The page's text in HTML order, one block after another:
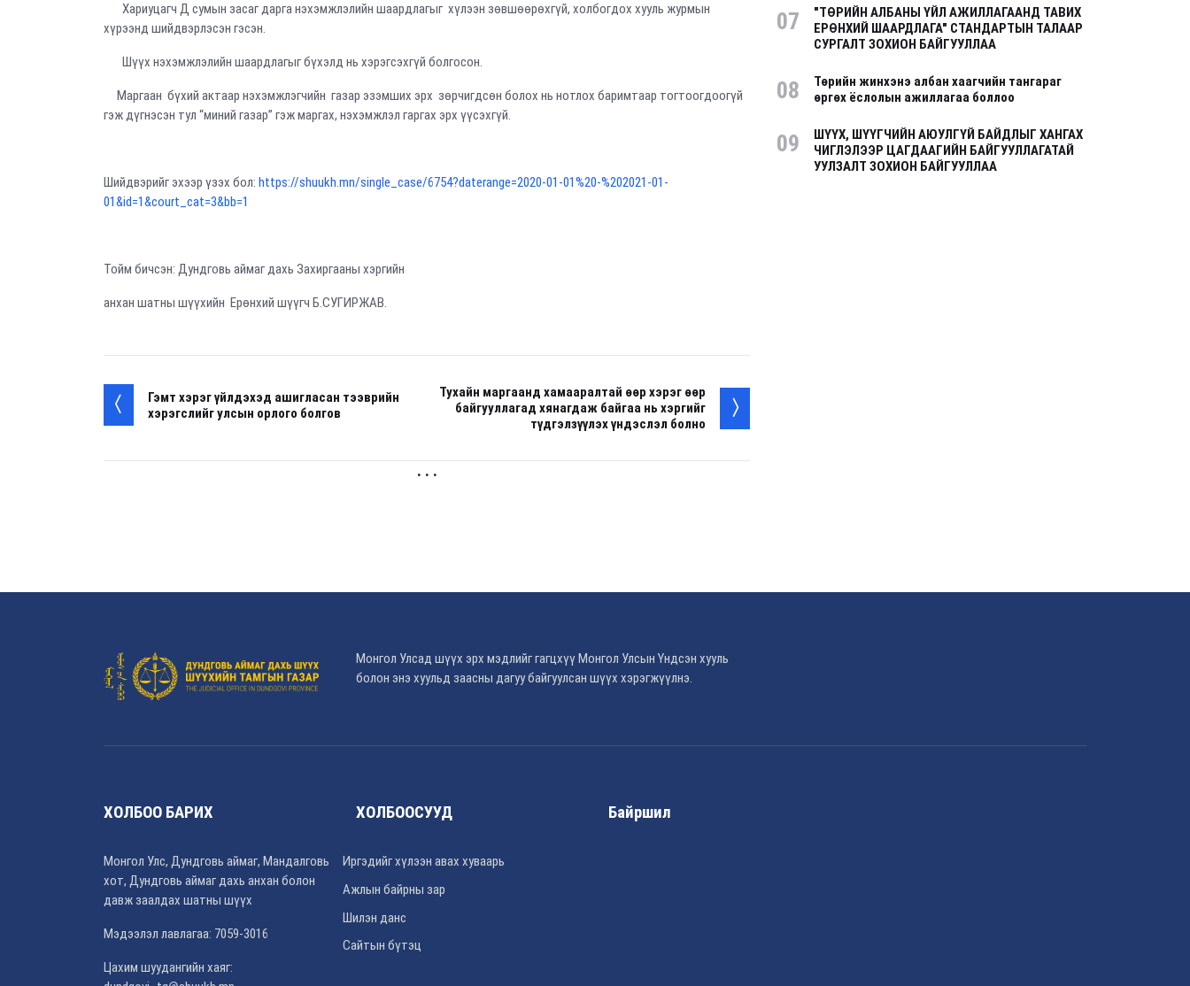
Хариуцагч Д сумын засаг дарга нэхэмжлэлийн шаардлагыг хүлээн зөвшөөрөхгүй, холбогдох хууль журмын
хүрээнд шийдвэрлэсэн гэсэн.
Шүүх нэхэмжлэлийн шаардлагыг бүхэлд нь хэрэгсэхгүй болгосон.
Маргаан бүхий актаар нэхэмжлэгчийн газар эзэмших эрх зөрчигдсөн болох нь нотлох баримтаар тогтоогдоогүй
гэж дүгнэсэн тул “миний газар” гэж маргах, нэхэмжлэл гаргах эрх үүсэхгүй.
Шийдвэрийг эхээр үзэх бол: https://shuukh.mn/single_case/6754?daterange=2020-01-01%20-%202021-01-
01&id=1&court_cat=3&bb=1
Тойм бичсэн: Дундговь аймаг дахь Захиргааны хэргийн
анхан шатны шүүхийн Ерөнхий шүүгч Б.СУГИРЖАВ.
Гэмт хэрэг үйлдэхэд ашигласан тээврийн
хэрэгслийг улсын орлого болгов
Тухайн маргаанд хамааралтай өөр хэрэг өөр
байгууллагад хянагдаж байгаа нь хэргийг
түдгэлзүүлэх үндэслэл болно
. . .
07
"ТӨРИЙН АЛБАНЫ ҮЙЛ АЖИЛЛАГААНД ТАВИХ
ЕРӨНХИЙ ШААРДЛАГА" СТАНДАРТЫН ТАЛААР
СУРГАЛТ ЗОХИОН БАЙГУУЛЛАА
08
Төрийн жинхэнэ албан хаагчийн тангараг
өргөх ёслолын ажиллагаа боллоо
09
ШҮҮХ, ШҮҮГЧИЙН АЮУЛГҮЙ БАЙДЛЫГ ХАНГАХ
ЧИГЛЭЛЭЭР ЦАГДААГИЙН БАЙГУУЛЛАГАТАЙ
УУЛЗАЛТ ЗОХИОН БАЙГУУЛЛАА
Монгол Улсад шүүх эрх мэдлийг гагцхүү Монгол Улсын Үндсэн хууль
болон энэ хуульд заасны дагуу байгуулсан шүүх хэрэгжүүлнэ.
ХОЛБОО БАРИХ
Монгол Улс, Дундговь аймаг, Мандалговь
хот, Дундговь аймаг дахь анхан болон
давж заалдах шатны шүүх
Мэдээлэл лавлагаа: 7059-3016
Цахим шуудангийн хаяг:
ХОЛБООСУУД
Иргэдийг хүлээн авах хуваарь
Ажлын байрны зар
Шилэн данс
Сайтын бүтэц
Байршил